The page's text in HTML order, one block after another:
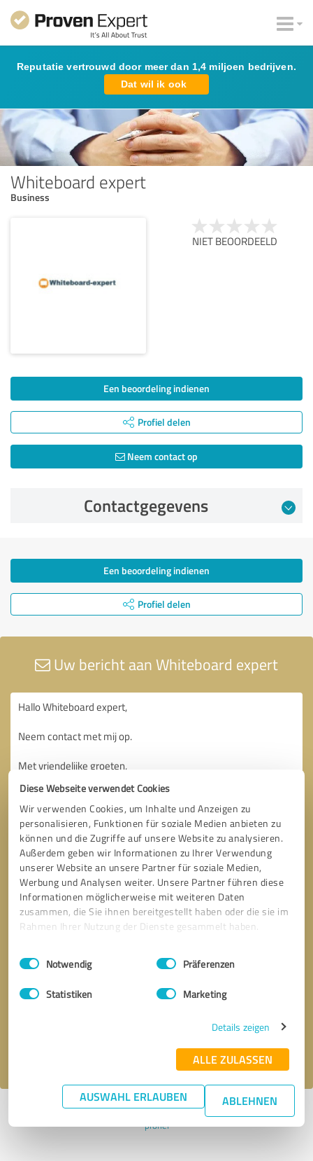
Diese Webseite verwendet Cookies
Wir verwenden Cookies, um Inhalte und Anzeigen zu
personalisieren, Funktionen für soziale Medien anbieten zu
können und die Zugriffe auf unsere Website zu analysieren.
Außerdem geben wir Informationen zu Ihrer Verwendung
unserer Website an unsere Partner für soziale Medien,
Werbung und Analysen weiter. Unsere Partner führen diese
Informationen möglicherweise mit weiteren Daten
zusammen, die Sie ihnen bereitgestellt haben oder die sie im
Rahmen Ihrer Nutzung der Dienste gesammelt haben.
Impressum Datenschutzbestimmungen
Einwilligungsauswahl
Notwendig Präferenzen
Statistiken Marketing
Details zeigen
ALLE ZULASSEN
AUSWAHL ERLAUBEN ABLEHNEN
Reputatie vertrouwd door meer dan 1,4 miljoen bedrijven.
Dat wil ik ook
Whiteboard expert
Business
NIET BEOORDEELD
Een beoordeling indienen
Profiel delen
Neem contact op
Contactgegevens
Een beoordeling indienen
Profiel delen
Uw bericht aan Whiteboard expert
Profiel actief sinds 14.05.2025 |Laatst bijgewerkt: 14.05.2025
Verslag
profiel